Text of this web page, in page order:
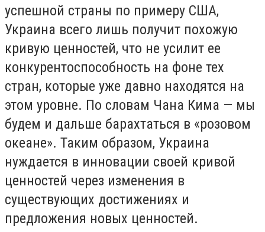
успешной страны по примеру США,
Украина всего лишь получит похожую
кривую ценностей, что не усилит ее
конкурентоспособность на фоне тех
стран, которые уже давно находятся на
этом уровне. По словам Чана Кима — мы
будем и дальше барахтаться в «розовом
океане». Таким образом, Украина
нуждается в инновации своей кривой
ценностей через изменения в
существующих достижениях и
предложения новых ценностей.